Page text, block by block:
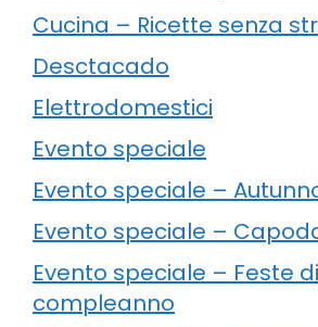
Cucina – Ricette senza
Desctacado
Elettrodomestici
Evento speciale
Evento speciale –
Evento speciale –
Evento speciale – Feste di
compleanno